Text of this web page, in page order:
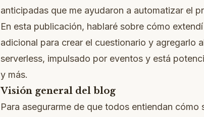
anticipadas que me ayudaron a automatizar el
En esta publicación, hablaré sobre cómo
adicional para crear el cuestionario y agregarlo
serverless, impulsado por eventos y está
y más.
Visión general del blog
Para asegurarme de que todos entiendan